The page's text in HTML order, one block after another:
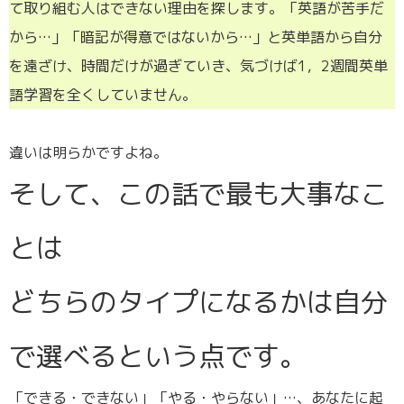
て取り組む人はできない理由を探します。「英語が苦手だ
から…」「暗記が得意ではないから…」と英単語から自分
を遠ざけ、時間だけが過ぎていき、気づけば1，2週間英単
語学習を全くしていません。
違いは明らかですよね。
そして、この話で最も大事なこ
とは
どちらのタイプになるかは自分
で選べるという点です。
「できる・できない」「やる・やらない」…、あなたに起